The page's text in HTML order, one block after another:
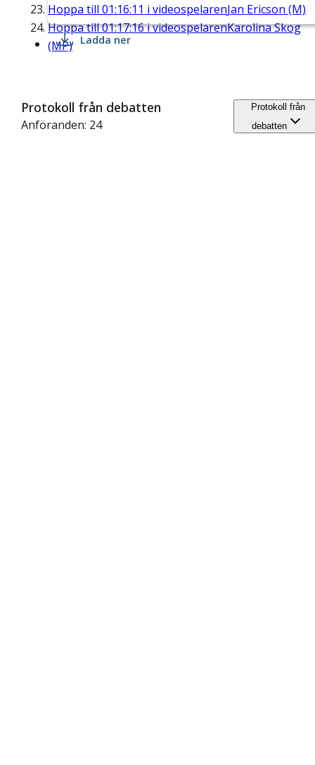
Hoppa till 01:16:11 i videospelarenJan Ericson (M)
Hoppa till01:17:16i videospelarenKarolina Skog
(MP) Ladda ner
Protokoll från debatten
Anföranden: 24
Protokoll från
debatten